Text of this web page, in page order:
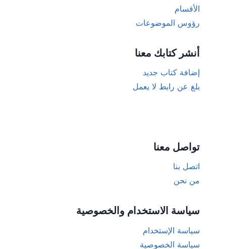
الأقسام
رؤوس الموضوعات
أنشر كتابك معنا
إضافة كتاب جديد
بلغ عن رابط لا يعمل
تواصل معنا
اتصل بنا
من نحن
سياسة الاستخدام والخصوصية
سياسة الإستخدام
سياسة الخصوصية